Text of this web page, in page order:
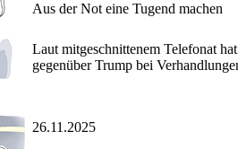
Aus der Not eine Tugend machen
Laut mitgeschnittenem Telefonat
gegenüber Trump bei
26.11.2025